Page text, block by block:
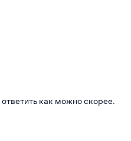
как можно скорее.